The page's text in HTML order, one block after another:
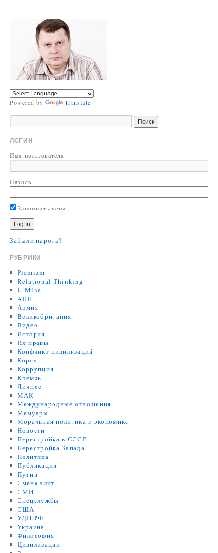
Powered by Translate
ЛОГИН
Имя пользователя
Пароль
Запомнить меня
Забыли пароль?
РУБРИКИ
Premium
Relational Thinking
U-Mine
АПН
Армия
Великобритания
Видео
История
Их нравы
Конфликт цивилизаций
Корея
Коррупция
Кремль
Личное
МАК
Международные отношения
Мемуары
Моральная политика и экономика
Новости
Перестройка в СССР
Перестройка Запада
Политика
Публикации
Путин
Смена элит
СМИ
Спецслужбы
США
УДП РФ
Украина
Философия
Цивилизации